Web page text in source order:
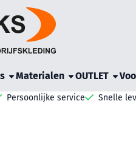
Materialen OUTLET
Persoonlijke service Snelle